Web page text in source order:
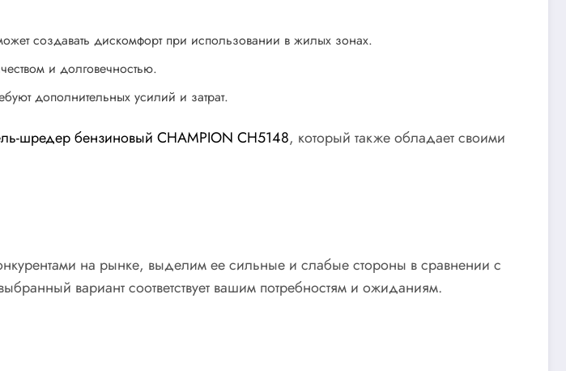
создавать дискомфорт при использовании в жилых зонах.
и долговечностью.
дополнительных усилий и затрат.
шредер бензиновый CHAMPION CH5148, который также обладает своими
на рынке, выделим ее сильные и слабые стороны в сравнении с
вариант соответствует вашим потребностям и ожиданиям.